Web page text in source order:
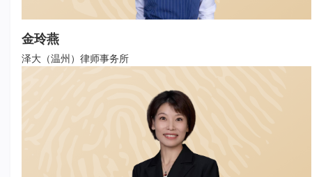
金玲燕
泽大（温州）律师事务所